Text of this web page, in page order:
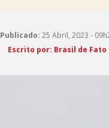
Publicado: 25 Abril, 2023 -
Escrito por: Brasil de Fato